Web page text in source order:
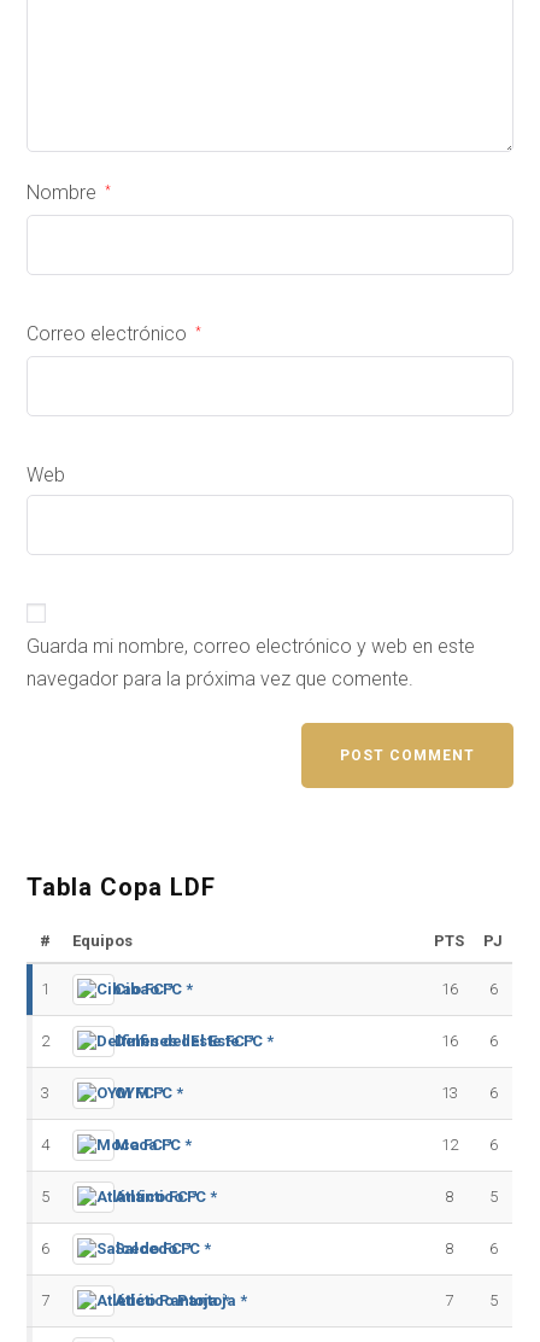
Nombre *
Correo electrónico *
Web
Guarda mi nombre, correo electrónico y web en este
navegador para la próxima vez que comente.
Tabla Copa LDF
# Equipos PTS PJ
1 Cibao FC * 16 6
2 Delfines del Este FC * 16 6
3 OYM FC * 13 6
4 Moca FC * 12 6
5 Atlántico FC * 8 5
6 Salcedo FC * 8 6
7 Atlético Pantoja * 7 5